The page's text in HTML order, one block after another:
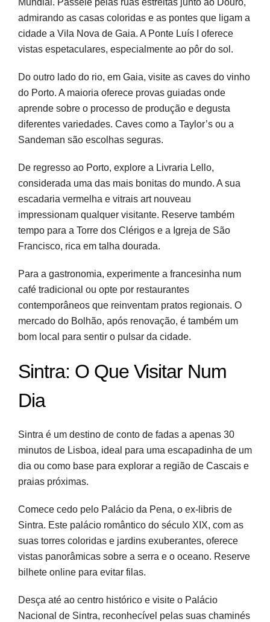
admirando as casas coloridas e as pontes que ligam a
cidade a Vila Nova de Gaia. A Ponte Luís I oferece
vistas espetaculares, especialmente ao pôr do sol.
Do outro lado do rio, em Gaia, visite as caves do vinho
do Porto. A maioria oferece provas guiadas onde
aprende sobre o processo de produção e degusta
diferentes variedades. Caves como a Taylor’s ou a
Sandeman são escolhas seguras.
De regresso ao Porto, explore a Livraria Lello,
considerada uma das mais bonitas do mundo. A sua
escadaria vermelha e vitrais art nouveau
impressionam qualquer visitante. Reserve também
tempo para a Torre dos Clérigos e a Igreja de São
Francisco, rica em talha dourada.
Para a gastronomia, experimente a francesinha num
café tradicional ou opte por restaurantes
contemporâneos que reinventam pratos regionais. O
mercado do Bolhão, após renovação, é também um
bom local para sentir o pulsar da cidade.
Sintra: O Que Visitar Num
Dia
Sintra é um destino de conto de fadas a apenas 30
minutos de Lisboa, ideal para uma escapadinha de um
dia ou como base para explorar a região de Cascais e
praias próximas.
Comece cedo pelo Palácio da Pena, o ex-libris de
Sintra. Este palácio romântico do século XIX, com as
suas torres coloridas e jardins exuberantes, oferece
vistas panorâmicas sobre a serra e o oceano. Reserve
bilhete online para evitar filas.
Desça até ao centro histórico e visite o Palácio
Nacional de Sintra, reconhecível pelas suas chaminés